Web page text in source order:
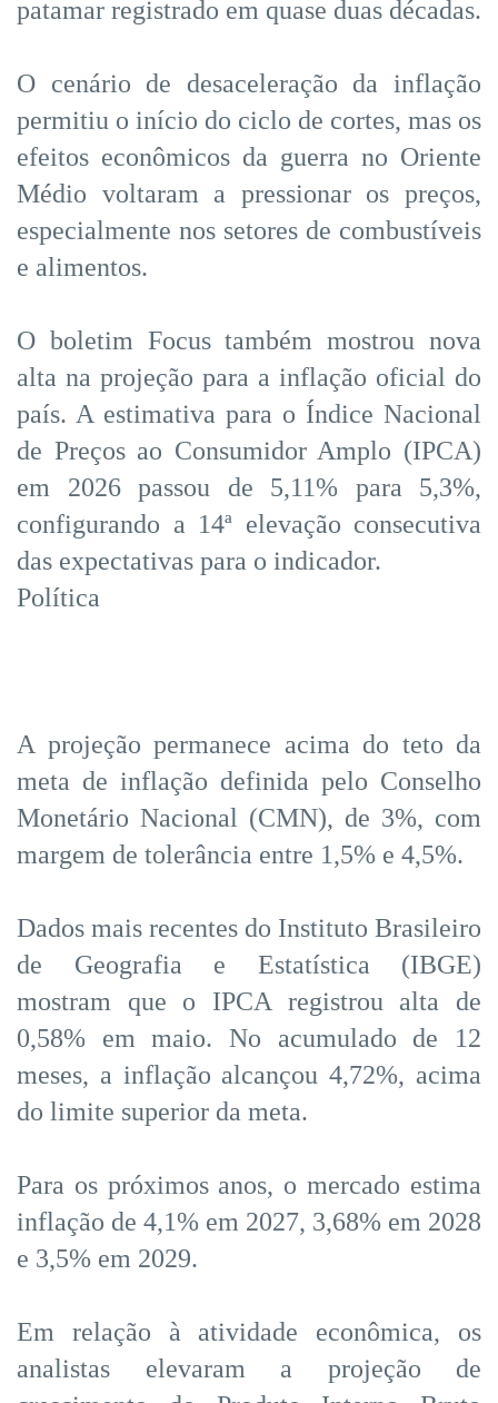
patamar registrado em quase duas décadas.
O cenário de desaceleração da inflação
permitiu o início do ciclo de cortes, mas os
efeitos econômicos da guerra no Oriente
Médio voltaram a pressionar os preços,
especialmente nos setores de combustíveis
e alimentos.
O boletim Focus também mostrou nova
alta na projeção para a inflação oficial do
país. A estimativa para o Índice Nacional
de Preços ao Consumidor Amplo (IPCA)
em 2026 passou de 5,11% para 5,3%,
configurando a 14ª elevação consecutiva
das expectativas para o indicador.
Política
A projeção permanece acima do teto da
meta de inflação definida pelo Conselho
Monetário Nacional (CMN), de 3%, com
margem de tolerância entre 1,5% e 4,5%.
Dados mais recentes do Instituto Brasileiro
de Geografia e Estatística (IBGE)
mostram que o IPCA registrou alta de
0,58% em maio. No acumulado de 12
meses, a inflação alcançou 4,72%, acima
do limite superior da meta.
Para os próximos anos, o mercado estima
inflação de 4,1% em 2027, 3,68% em 2028
e 3,5% em 2029.
Em relação à atividade econômica, os
analistas elevaram a projeção de